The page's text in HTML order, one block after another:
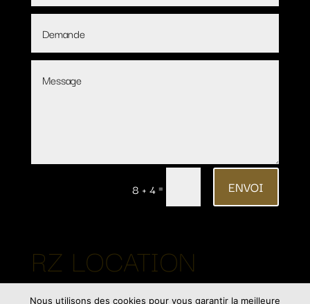
8 + 4= ENVOI
RZ LOCATION
Nous utilisons des cookies pour vous garantir la meilleure